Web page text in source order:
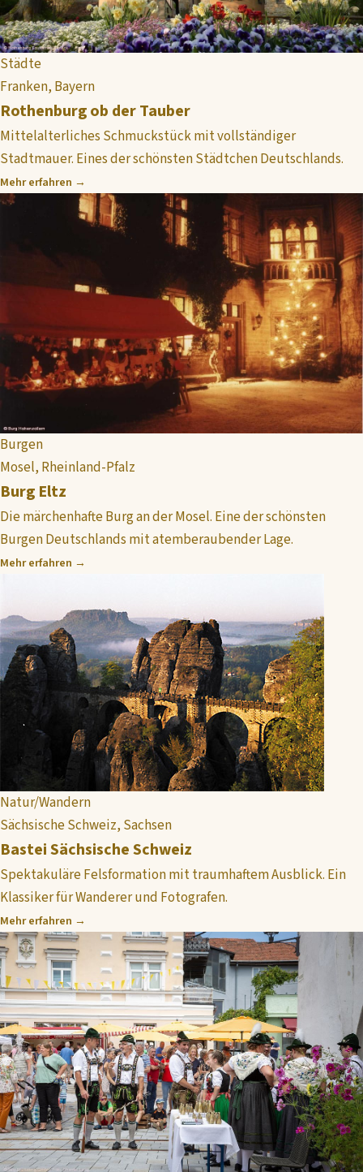
Städte
Franken, Bayern
Rothenburg ob der Tauber
Mittelalterliches Schmuckstück mit vollständiger
Stadtmauer. Eines der schönsten Städtchen Deutschlands.
Mehr erfahren →
Burgen
Mosel, Rheinland-Pfalz
Burg Eltz
Die märchenhafte Burg an der Mosel. Eine der schönsten
Burgen Deutschlands mit atemberaubender Lage.
Mehr erfahren →
Natur/Wandern
Sächsische Schweiz, Sachsen
Bastei Sächsische Schweiz
Spektakuläre Felsformation mit traumhaftem Ausblick. Ein
Klassiker für Wanderer und Fotografen.
Mehr erfahren →